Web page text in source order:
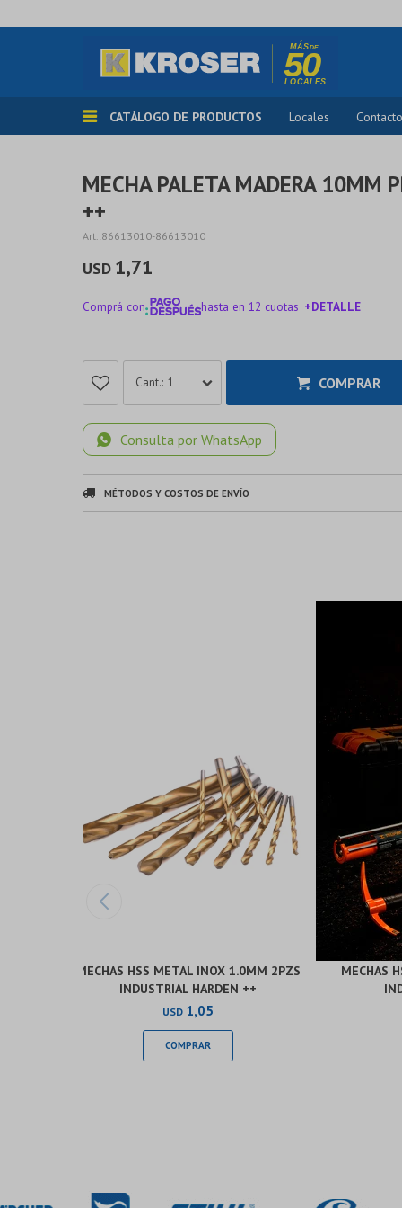
CATÁLOGO DE PRODUCTOS Locales Contacto
MECHA PALETA MADERA 10MM
++
86613010-86613010
USD 1,71
Comprá con hasta en 12 cuotas +DETALLE
1 COMPRAR
Consulta por WhatsApp
MÉTODOS Y COSTOS DE ENVÍO
MECHAS HSS METAL INOX 1.0MM 2PZS
INDUSTRIAL HARDEN ++
USD 1,05
MECHAS